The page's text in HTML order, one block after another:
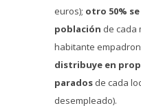
euros); otro 50%
población de cada
habitante
distribuye en
parados de cada
desempleado).